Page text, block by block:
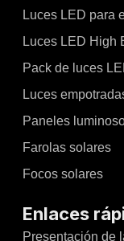
Luces LED para
Luces LED High
Pack de luces
Luces
Paneles
Farolas solares
Focos solares
Enlaces
Presentación de